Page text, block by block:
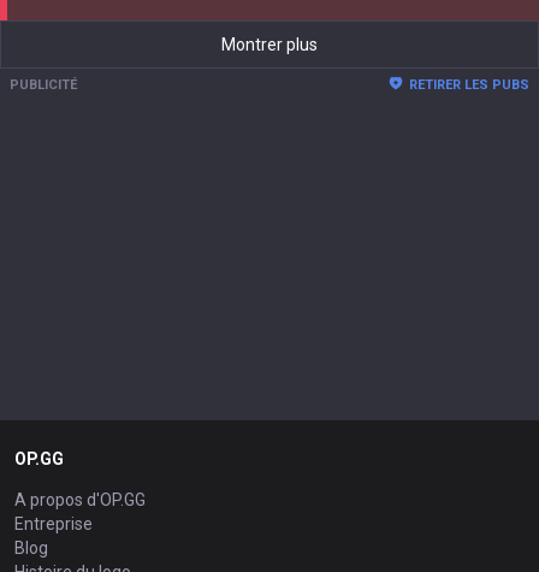
Montrer plus
PUBLICITÉ RETIRER LES PUBS
OP.GG
A propos d'OP.GG
Entreprise
Blog